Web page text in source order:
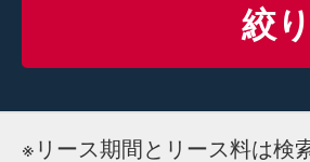
絞
※ リース期間とリース料は検